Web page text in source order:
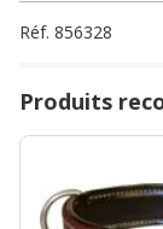
Réf. 856328
Produits